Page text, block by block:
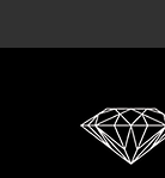
to